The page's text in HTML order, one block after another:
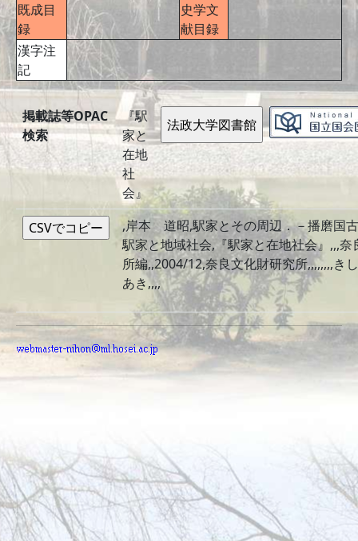
既成目
録
史学文
献目録
漢字注
記
掲載誌等OPAC
検索
『駅
家と
在地
社
会』
,岸本 道昭,駅家とその周辺．－播磨国
駅家と地域社会,『駅家と在地社会』,,,奈
所編,,2004/12,奈良文化財研究所,,,,,,,,
あき,,,,